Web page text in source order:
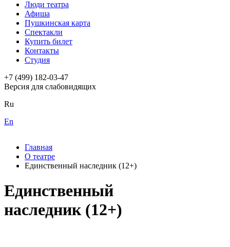
Люди театра
Афиша
Пушкинская карта
Спектакли
Купить билет
Контакты
Студия
+7 (499) 182-03-47
Версия для слабовидящих
Ru
En
Главная
О театре
Единственный наследник (12+)
Единственный
наследник (12+)